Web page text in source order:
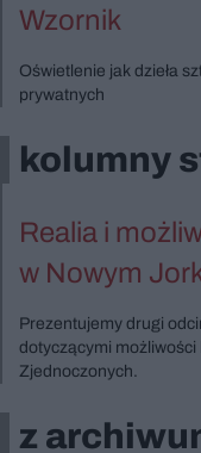
Wzornik
Oświetlenie jak dzieła
prywatnych
kolumny
Realia i
w Nowym
Prezentujemy drugi
dotyczącymi
Zjednoczonych.
z